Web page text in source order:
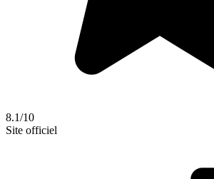
8.1/10
Site officiel